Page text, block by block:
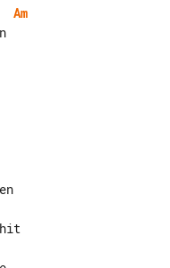
Am